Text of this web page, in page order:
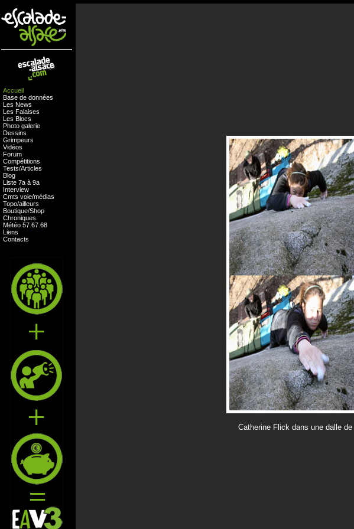
Accueil
Base de données
Les News
Les Falaises
Les Blocs
Photo galerie
Dessins
Grimpeurs
Vidéos
Forum
Compétitions
Tests/Articles
Blog
Liste 7a à 9a
Interview
Cmts voie/médias
Topo/ailleurs
Boutique/Shop
Chroniques
Météo 57 67 68
Liens
Contacts
Catherine Flick dans une dalle